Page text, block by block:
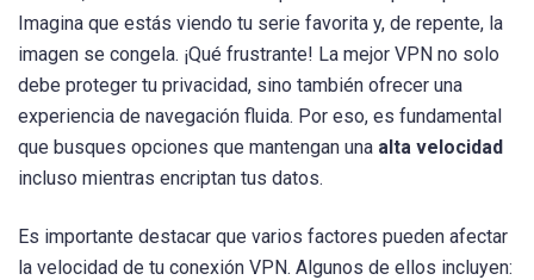
Imagina que estás viendo tu serie favorita y, de repente, la
imagen se congela. ¡Qué frustrante! La mejor VPN no solo
debe proteger tu privacidad, sino también ofrecer una
experiencia de navegación fluida. Por eso, es fundamental
que busques opciones que mantengan una alta velocidad
incluso mientras encriptan tus datos.
Es importante destacar que varios factores pueden afectar
la velocidad de tu conexión VPN. Algunos de ellos incluyen: